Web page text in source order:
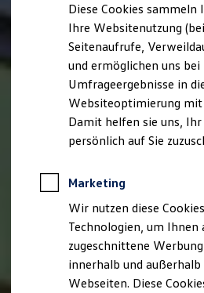
Behörden
Direktkunden
Sonderfahrzeuge
Anpfiff zum Gewinn
Elektromobilität
Elektroautos
ID. Tutorials
Elektrofahrzeugkonzepte
ID. EVERY1
Reichweite
Rekuperation
Laden unterwegs
Laden Zuhause
Ladestationen finden
Ladezeitensimulator
Batterie
Sicherheit
Diese Cookies
Ihre Websitenutzung
Seitenaufrufe,
und ermöglichen uns
Umfrageergebnisse in
Websiteoptimierung mit
Damit helfen sie uns,
persönlich auf Sie
Marketing
Wir nutzen diese
Technologien, um
zugeschnittene
innerhalb und
Webseiten. Diese